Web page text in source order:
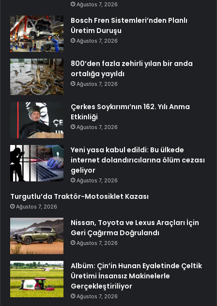
Ağustos 7, 2026
Bosch Fren Sistemleri’nden Planlı
Üretim Duruşu
Ağustos 7, 2026
800’den fazla zehirli yılan bir anda
ortalığa yayıldı
Ağustos 7, 2026
Çerkes Soykırımı’nın 162. Yılı Anma
Etkinliği
Ağustos 7, 2026
Yeni yasa kabul edildi: Bu ülkede
internet dolandırıcılarına ölüm cezası
geliyor
Ağustos 7, 2026
Turgutlu’da Traktör-Motosiklet Kazası
Ağustos 7, 2026
Nissan, Toyota ve Lexus Araçları İçin
Geri Çağırma Doğrulandı
Ağustos 7, 2026
Albüm: Çin’in Hunan Eyaletinde Çeltik
Üretimi İnsansız Makinelerle
Gerçekleştiriliyor
Ağustos 7, 2026